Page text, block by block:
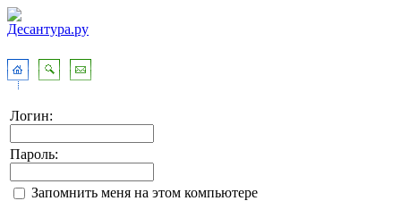
Логин:
Пароль:
Запомнить меня на этом компьютере